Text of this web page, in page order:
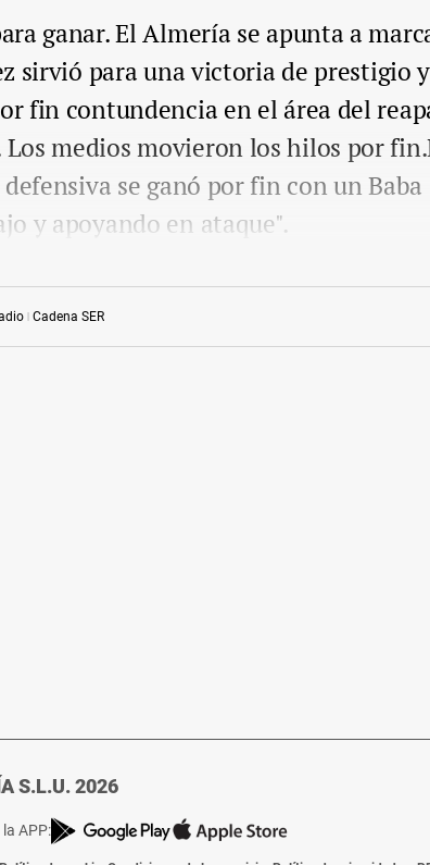
Cadena SER
ganar. El Almería se apunta a
sirvió para una victoria de prestigio y
fin contundencia en el área del
medios movieron los hilos por
se ganó por fin con un Baba
y apoyando en ataque".
S.L.U. 2026
APP: